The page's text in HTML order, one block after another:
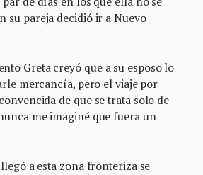
su pareja decidió ir a Nuevo
Greta creyó que a su esposo lo
mercancía, pero el viaje por
de que se trata solo de
me imaginé que fuera un
a esta zona fronteriza se